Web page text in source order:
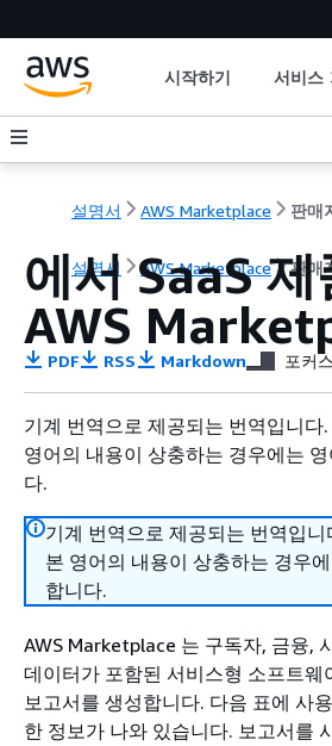
시작하기 서비스
설명서 AWS Marketplace 판매
설명서 AWS Marketplace 판매
에서 SaaS
AWS
PDF RSS Markdown 포커
기계 번역으로 제공되는 번역입니다
영어의 내용이 상충하는 경우에는
다.
기계 번역으로 제공되는 번역입
본 영어의 내용이 상충하는 경우
합니다.
AWS Marketplace 는 구독자, 금융,
데이터가 포함된 서비스형 소프트웨
보고서를 생성합니다. 다음 표에 사
한 정보가 나와 있습니다. 보고서를